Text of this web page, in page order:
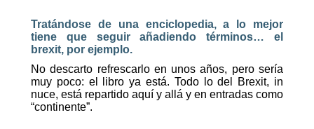
Tratándose de una enciclopedia, a lo mejor
tiene que seguir añadiendo términos… el
brexit, por ejemplo.
No descarto refrescarlo en unos años, pero sería
muy poco: el libro ya está. Todo lo del Brexit, in
nuce, está repartido aquí y allá y en entradas como
“continente”.